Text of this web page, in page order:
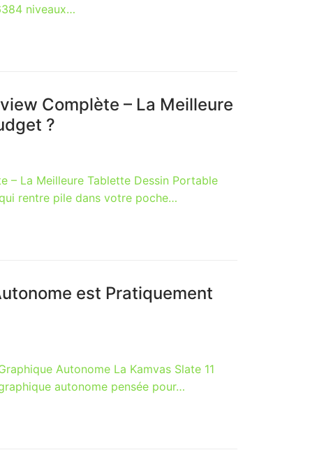
niveaux…
Complète – La Meilleure
?
– La Meilleure Tablette Dessin Portable
rentre pile dans votre poche…
est Pratiquement
Autonome La Kamvas Slate 11
autonome pensée pour…